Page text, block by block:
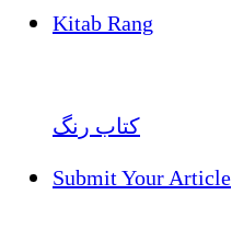
Kitab Rang
کتاب رنگ
Submit Your Article